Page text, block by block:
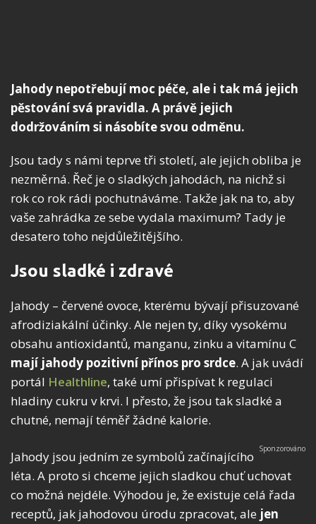
Jahody nepotřebují moc péče, ale i tak má jejich
pěstování svá pravidla. A právě jejich
dodržováním si násobíte svou odměnu.
Jsou tady s námi teprve tři století, ale jejich obliba je
nezměrná. Řeč je o sladkých jahodách, na nichž si
rok co rok rádi pochutnáváme. Takže jak na to, aby
vaše zahrádka ze sebe vydala maximum? Tady je
desatero toho nejdůležitějšího.
Jsou sladké i zdravé
Jahody – červené ovoce, kterému bývají přisuzované
afrodiziakální účinky. Ale nejen ty, díky vysokému
obsahu antioxidantů, manganu, zinku a vitamínu C
mají jahody pozitivní přínos pro srdce. A jak uvádí
portál Healthline, také umí přispívat k regulaci
hladiny cukru v krvi. I přesto, že jsou tak sladké a
chutné, nemají téměř žádné kalorie.
Jahody jsou jedním ze symbolů začínajícího
léta. A proto si chceme jejich sladkou chuť uchovat
co možná nejdéle. Výhodou je, že existuje celá řada
receptů, jak jahodovou úrodu zpracovat, ale jen